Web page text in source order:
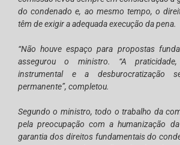
do condenado e, ao mesmo tempo, o
têm de exigir a adequada execução da pena.
“Não houve espaço para propostas
assegurou o ministro. “A
instrumental e a desburocratização
permanente”, completou.
Segundo o ministro, todo o trabalho da
pela preocupação com a humanização
garantia dos direitos fundamentais do